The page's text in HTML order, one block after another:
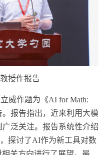
授作报告
威作题为《AI for Math:
。报告指出，近来利用大模
广泛关注。报告系统性介绍
探讨了AI作为新工具对数